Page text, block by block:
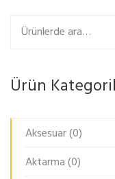
Ürün
Aksesuar(0)
Aktarma(0)